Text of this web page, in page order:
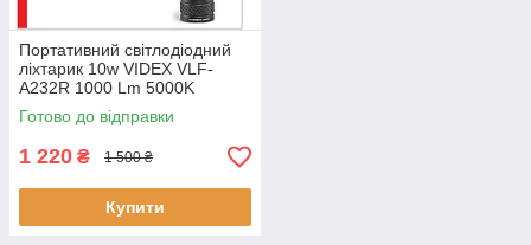
Портативний світлодіодний
ліхтарик 10w VIDEX VLF-
A232R 1000 Lm 5000K
Готово до відправки
1 220 ₴ 1 500 ₴
Купити